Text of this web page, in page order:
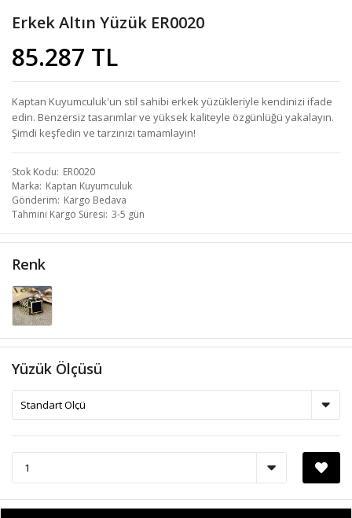
Erkek Altın Yüzük ER0020
85.287 TL
Kaptan Kuyumculuk'un stil sahibi erkek yüzükleriyle kendinizi ifade
edin. Benzersiz tasarımlar ve yüksek kaliteyle özgünlüğü yakalayın.
Şimdi keşfedin ve tarzınızı tamamlayın!
Stok Kodu ER0020
Marka Kaptan Kuyumculuk
Gönderim Kargo Bedava
Tahmini Kargo Süresi 3-5 gün
Renk
Yüzük Ölçüsü